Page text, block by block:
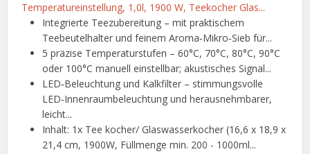
Temperatureinstellung, 1,0l, 1900 W, Teekocher Glas...
Integrierte Teezubereitung – mit praktischem
Teebeutelhalter und feinem Aroma‑Mikro‑Sieb für...
5 präzise Temperaturstufen – 60°C, 70°C, 80°C, 90°C
oder 100°C manuell einstellbar; akustisches Signal...
LED‑Beleuchtung und Kalkfilter – stimmungsvolle
LED‑Innenraumbeleuchtung und herausnehmbarer,
leicht...
Inhalt: 1x Tee kocher/ Glaswasserkocher (16,6 x 18,9 x
21,4 cm, 1900W, Füllmenge min. 200 - 1000ml...